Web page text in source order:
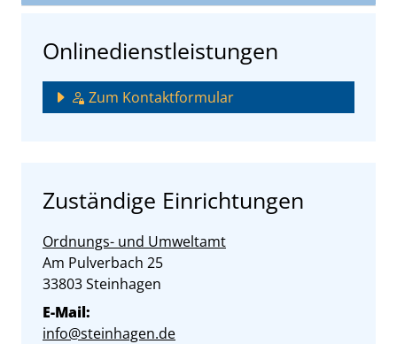
Onlinedienstleistungen
Zum Kontaktformular
Zuständige Einrichtungen
Ordnungs- und Umweltamt
Straße:
Am Pulverbach Hausnummer:
25
PLZ:
33803Ort:
Steinhagen
E-Mail:
info@steinhagen.de